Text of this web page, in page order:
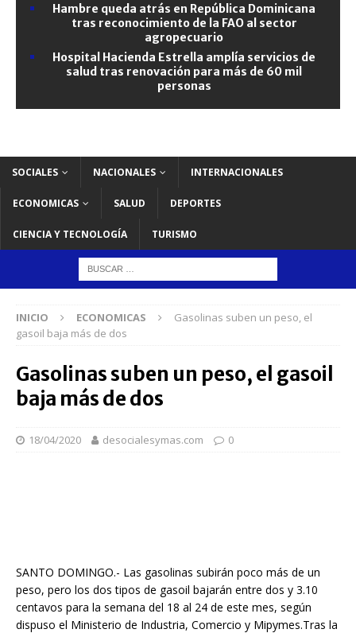
Hambre queda atrás en República Dominicana
tras reconocimiento de la FAO al sector
agropecuario
Hospital Hacienda Estrella amplía servicios de
salud tras renovación para más de 60 mil
personas
SOCIALES NACIONALES INTERNACIONALES
ECONOMICAS SALUD DEPORTES
CIENCIA Y TECNOLOGÍA TURISMO
INICIO ECONOMICAS
Gasolinas suben un peso, el
gasoil baja más de dos
Gasolinas suben un peso, el gasoil
baja más de dos
18/04/2020 desocialesymas.com 0
SANTO DOMINGO.- Las gasolinas subirán poco más de un
peso, pero los dos tipos de gasoil bajarán entre dos y 3.10
centavos para la semana del 18 al 24 de este mes, según
dispuso el Ministerio de Industria, Comercio y Mipymes.Tras la